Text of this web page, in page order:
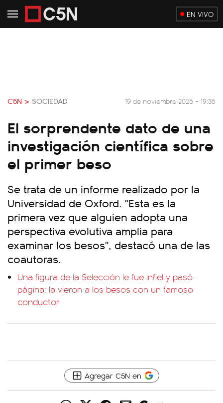
EN VIVO
C5N > SOCIEDAD 19 de noviembre 2025 - 19:35
El sorprendente dato de una
investigación científica sobre
el primer beso
Se trata de un informe realizado por la
Universidad de Oxford. "Esta es la
primera vez que alguien adopta una
perspectiva evolutiva amplia para
examinar los besos", destacó una de las
coautoras.
Una figura de la Selección le fue infiel y pasó
página: la vieron a los besos con un famoso
conductor
Agregar C5N en